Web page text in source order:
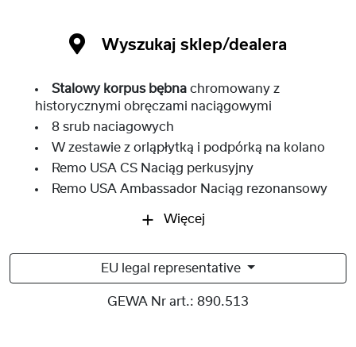
Wyszukaj sklep/dealera
Stalowy korpus bębna chromowany z
historycznymi obręczami naciągowymi
8 srub naciagowych
W zestawie z orląpłytką i podpórką na kolano
Remo USA CS Naciąg perkusyjny
Remo USA Ambassador Naciąg rezonansowy
Więcej
EU legal representative
GEWA Nr art.: 890.513